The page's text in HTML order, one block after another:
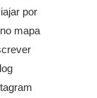
por
mapa